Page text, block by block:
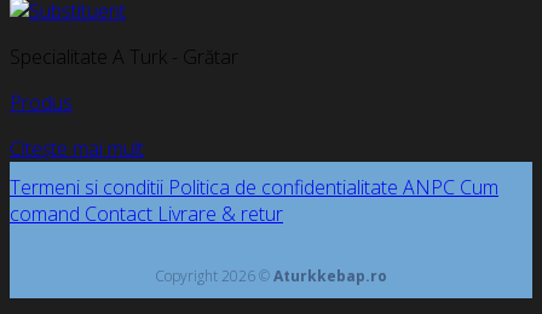
Specialitate A Turk - Grătar
Produs
Citește mai mult
Termeni si conditii Politica de confidentialitate ANPC Cum
comand Contact Livrare & retur
Copyright 2026 ©Aturkkebap.ro